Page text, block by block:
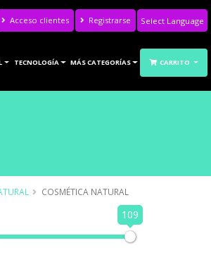
Acceso clientes Registrarse
Translate
TECNOLOGÍA MÁS CATEGORÍAS CARRITO
COSMÉTICA NATURAL
109